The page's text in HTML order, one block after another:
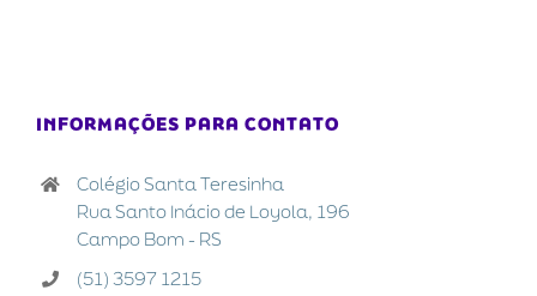
INFORMAÇÕES PARA CONTATO
Colégio Santa Teresinha
Rua Santo Inácio de Loyola, 196
Campo Bom - RS
(51) 3597 1215